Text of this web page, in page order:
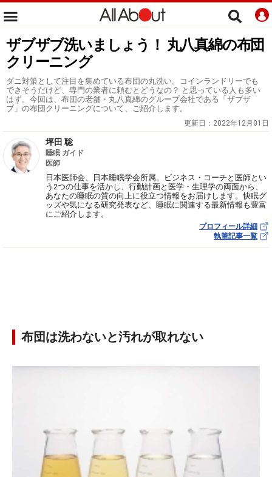
ザブザブ洗いましょう！ 丸八真綿の布団
クリーニング
ダニ対策として注目を集めている布団の丸洗い。コインランドリーでも
できそうだけど、専門の業者に頼むとどうなの？ と思っている人も多い
はず。今回は、布団の老舗・丸八真綿のグループ会社である「ザブザ
ブ」の布団クリーニングについて、ご紹介します。
更新日： 2022年12月01日
坪田 聡
睡眠 ガイド
医師
日本医師会、日本睡眠学会所属。ビジネス・コーチと医師とい
う2つの仕事を活かし、行動計画と医学・生理学の両面から、
あなたの睡眠の質の向上に役立つ情報をお届けします。快眠グ
ッズや気になる研究発表など、睡眠に関連する最新情報も豊富
にご紹介します。
プロフィール詳細
執筆記事一覧
布団は洗わないと汚れが取れない